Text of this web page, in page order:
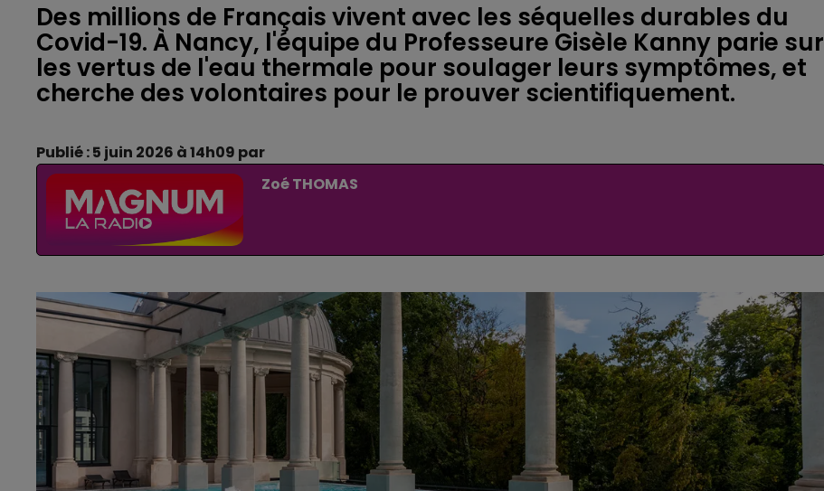
Des millions de Français vivent avec les séquelles durables du
Covid-19. À Nancy, l'équipe du Professeure Gisèle Kanny parie sur
les vertus de l'eau thermale pour soulager leurs symptômes, et
cherche des volontaires pour le prouver scientifiquement.
Publié : 5 juin 2026 à 14h09 par
Zoé THOMAS